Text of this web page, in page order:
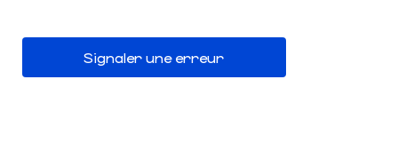
Signaler une erreur